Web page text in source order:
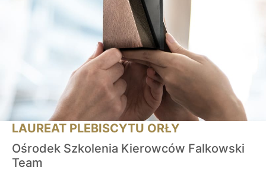
LAUREAT PLEBISCYTU ORŁY
Ośrodek Szkolenia Kierowców Falkowski
Team